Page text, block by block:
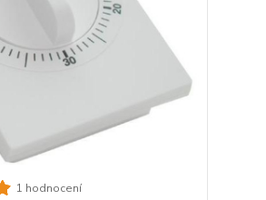
1 hodnocení